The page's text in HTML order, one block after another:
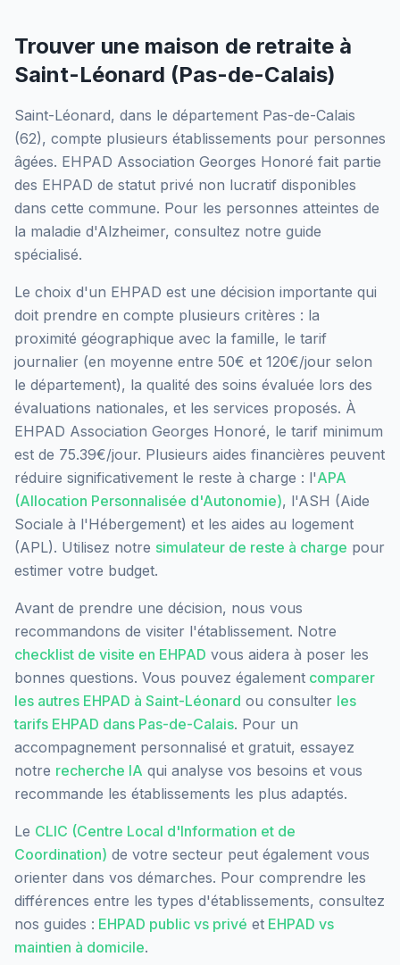
Trouver une maison de retraite à
Saint-Léonard (Pas-de-Calais)
Saint-Léonard, dans le département Pas-de-Calais
(62), compte plusieurs établissements pour personnes
âgées. EHPAD Association Georges Honoré fait partie
des EHPAD de statut privé non lucratif disponibles
dans cette commune. Pour les personnes atteintes de
la maladie d'Alzheimer, consultez notre guide
spécialisé.
Le choix d'un EHPAD est une décision importante qui
doit prendre en compte plusieurs critères : la
proximité géographique avec la famille, le tarif
journalier (en moyenne entre 50€ et 120€/jour selon
le département), la qualité des soins évaluée lors des
évaluations nationales, et les services proposés. À
EHPAD Association Georges Honoré, le tarif minimum
est de 75.39€/jour. Plusieurs aides financières peuvent
réduire significativement le reste à charge : l'APA
(Allocation Personnalisée d'Autonomie), l'ASH (Aide
Sociale à l'Hébergement) et les aides au logement
(APL). Utilisez notre simulateur de reste à charge pour
estimer votre budget.
Avant de prendre une décision, nous vous
recommandons de visiter l'établissement. Notre
checklist de visite en EHPAD vous aidera à poser les
bonnes questions. Vous pouvez également comparer
les autres EHPAD à Saint-Léonard ou consulter les
tarifs EHPAD dans Pas-de-Calais. Pour un
accompagnement personnalisé et gratuit, essayez
notre recherche IA qui analyse vos besoins et vous
recommande les établissements les plus adaptés.
Le CLIC (Centre Local d'Information et de
Coordination) de votre secteur peut également vous
orienter dans vos démarches. Pour comprendre les
différences entre les types d'établissements, consultez
nos guides : EHPAD public vs privé et EHPAD vs
maintien à domicile.